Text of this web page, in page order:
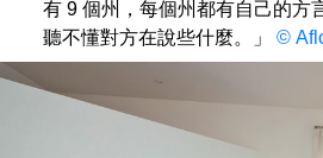
有 9 個州，每個州都有自己的方
聽不懂對方在說些什麼。」
©